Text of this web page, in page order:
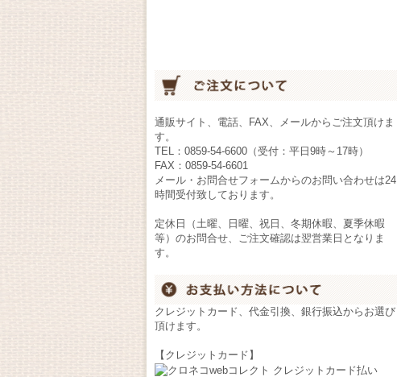
通販サイト、電話、FAX、メールからご注文頂けま
す。
TEL：0859-54-6600（受付：平日9時～17時）
FAX：0859-54-6601
メール・お問合せフォームからのお問い合わせは24
時間受付致しております。
定休日（土曜、日曜、祝日、冬期休暇、夏季休暇
等）のお問合せ、ご注文確認は翌営業日となりま
す。
クレジットカード、代金引換、銀行振込からお選び
頂けます。
【クレジットカード】